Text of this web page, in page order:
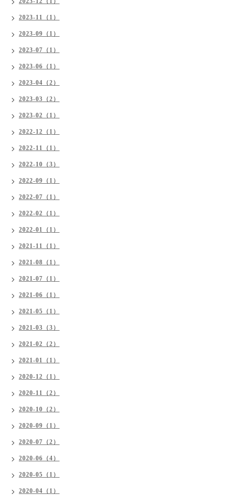
2023-11（1）
2023-09（1）
2023-07（1）
2023-06（1）
2023-04（2）
2023-03（2）
2023-02（1）
2022-12（1）
2022-11（1）
2022-10（3）
2022-09（1）
2022-07（1）
2022-02（1）
2022-01（1）
2021-11（1）
2021-08（1）
2021-07（1）
2021-06（1）
2021-05（1）
2021-03（3）
2021-02（2）
2021-01（1）
2020-12（1）
2020-11（2）
2020-10（2）
2020-09（1）
2020-07（2）
2020-06（4）
2020-05（1）
2020-04（1）